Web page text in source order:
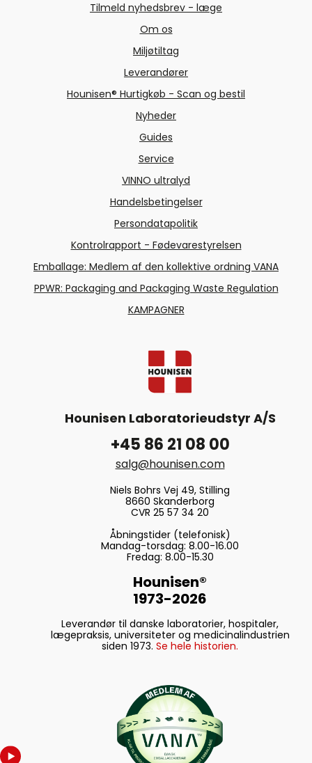
Tilmeld nyhedsbrev - læge
Om os
Miljøtiltag
Leverandører
Hounisen® Hurtigkøb - Scan og bestil
Nyheder
Guides
Service
VINNO ultralyd
Handelsbetingelser
Persondatapolitik
Kontrolrapport - Fødevarestyrelsen
Emballage: Medlem af den kollektive ordning VANA
PPWR: Packaging and Packaging Waste Regulation
KAMPAGNER
Hounisen Laboratorieudstyr A/S
+45 86 21 08 00
salg@hounisen.com
Niels Bohrs Vej 49, Stilling
8660 Skanderborg
CVR 25 57 34 20
Åbningstider (telefonisk)
Mandag-torsdag: 8.00-16.00
Fredag: 8.00-15.30
Hounisen®
1973-2026
Leverandør til danske laboratorier, hospitaler,
lægepraksis, universiteter og medicinalindustrien
siden 1973. Se hele historien.